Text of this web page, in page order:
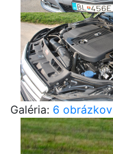
Galéria: 6 obrázkov